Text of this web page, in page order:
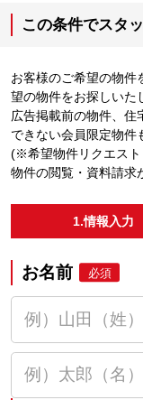
この条件でスタ
お客様のご希望の物件
望の物件をお探しいた
広告掲載前の物件、住
できない会員限定物件
(※希望物件リクエスト
物件の閲覧・資料請求
1.情報入力
お名前 必須